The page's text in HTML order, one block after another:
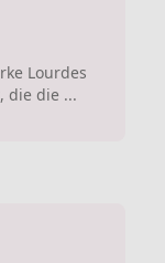
Lourdes
die die ...